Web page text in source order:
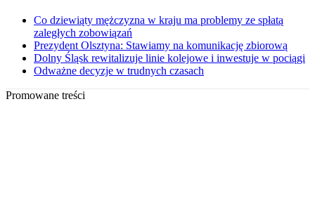
Co dziewiąty mężczyzna w kraju ma problemy ze spłatą
zaległych zobowiązań
Prezydent Olsztyna: Stawiamy na komunikację zbiorową
Dolny Śląsk rewitalizuje linie kolejowe i inwestuje w pociągi
Odważne decyzje w trudnych czasach
Promowane treści